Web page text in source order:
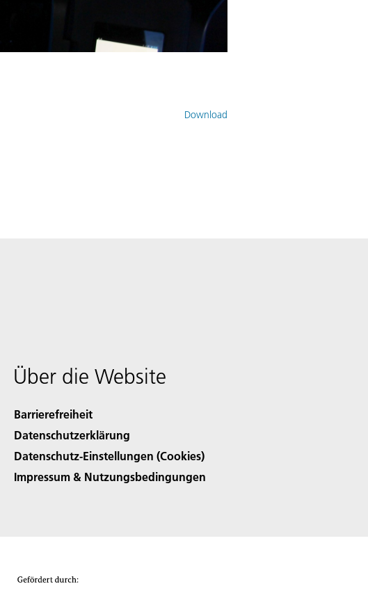
Download
Über die Website
Barrierefreiheit
Datenschutzerklärung
Datenschutz-Einstellungen (Cookies)
Impressum & Nutzungsbedingungen